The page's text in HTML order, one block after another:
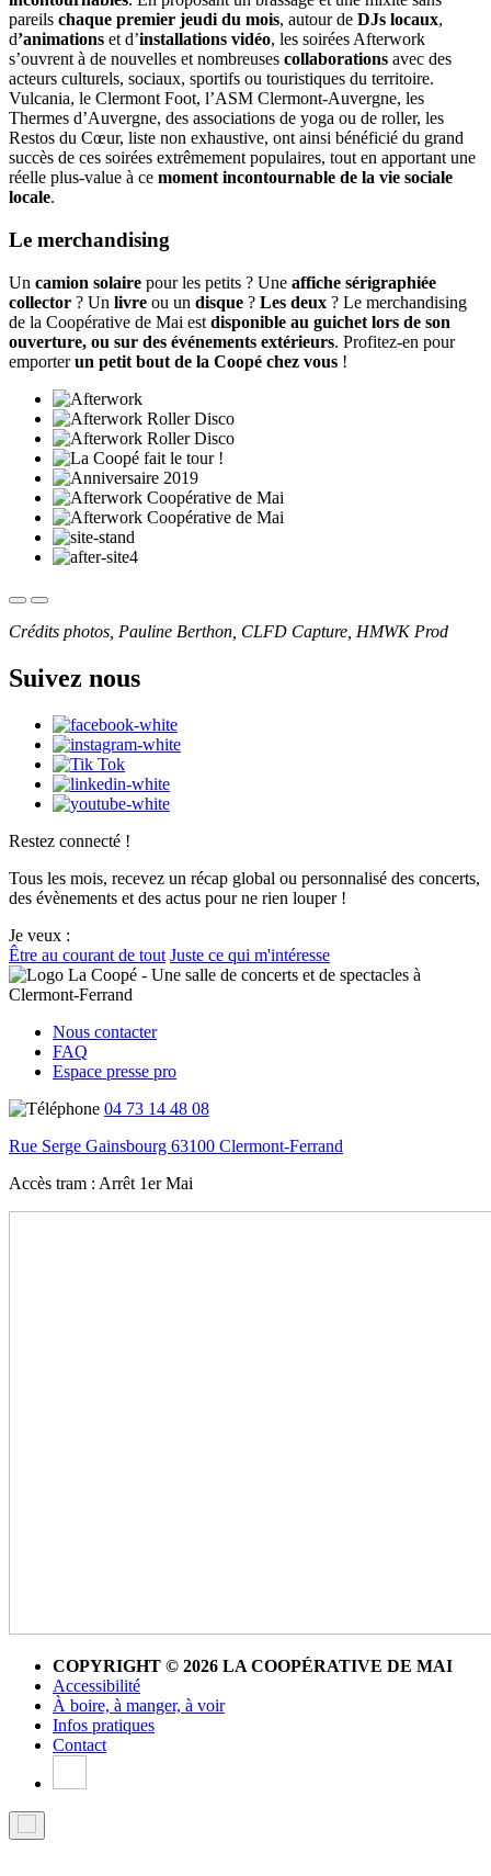
pareils chaque premier jeudi du mois, autour de DJs locaux,
d’animations et d’installations vidéo, les soirées Afterwork
s’ouvrent à de nouvelles et nombreuses collaborations avec des
acteurs culturels, sociaux, sportifs ou touristiques du territoire.
Vulcania, le Clermont Foot, l’ASM Clermont-Auvergne, les
Thermes d’Auvergne, des associations de yoga ou de roller, les
Restos du Cœur, liste non exhaustive, ont ainsi bénéficié du grand
succès de ces soirées extrêmement populaires, tout en apportant une
réelle plus-value à ce moment incontournable de la vie sociale
locale.
Le merchandising
Un camion solaire pour les petits ? Une affiche sérigraphiée
collector ? Un livre ou un disque ? Les deux ? Le merchandising
de la Coopérative de Mai est disponible au guichet lors de son
ouverture, ou sur des événements extérieurs. Profitez-en pour
emporterun petit bout de la Coopé chez vous !
Crédits photos, Pauline Berthon, CLFD Capture, HMWK Prod
Suivez nous
Restez connecté !
Tous les mois, recevez un récap global ou personnalisé des concerts,
des évènements et des actus pour ne rien louper !
Je veux :
Être au courant de tout Juste ce qui m'intéresse
Nous contacter
FAQ
Espace presse pro
04 73 14 48 08
Rue Serge Gainsbourg 63100 Clermont-Ferrand
Accès tram : Arrêt 1er Mai
COPYRIGHT © 2026 LA COOPÉRATIVE DE MAI
Accessibilité
À boire, à manger, à voir
Infos pratiques
Contact